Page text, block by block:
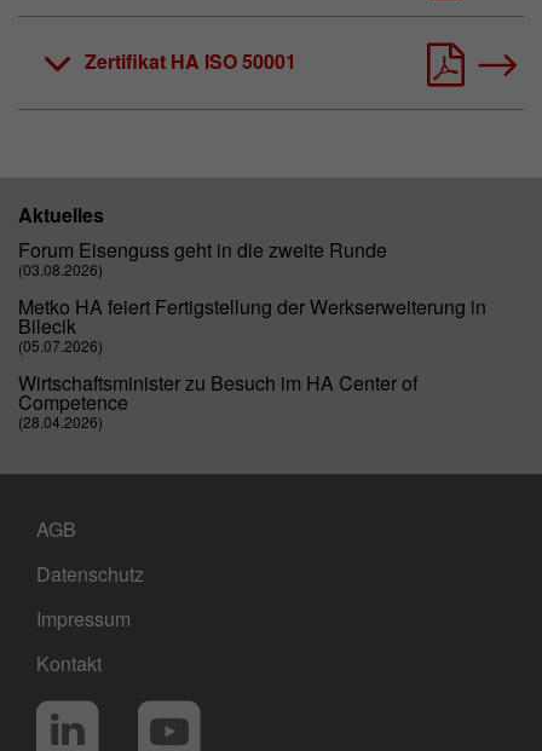
Zertifikat HA ISO 50001
Aktuelles
Forum Eisenguss geht in die zweite Runde
(03.08.2026)
Metko HA feiert Fertigstellung der Werkserweiterung in
Bilecik
(05.07.2026)
Wirtschaftsminister zu Besuch im HA Center of
Competence
(28.04.2026)
AGB
Datenschutz
Impressum
Kontakt
Social MediaLinkedIn